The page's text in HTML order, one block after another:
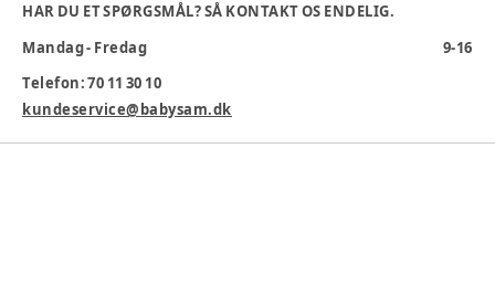
HAR DU ET SPØRGSMÅL? SÅ KONTAKT OS ENDELIG.
Mandag - Fredag
9-16
Telefon: 70 11 30 10
kundeservice@babysam.dk